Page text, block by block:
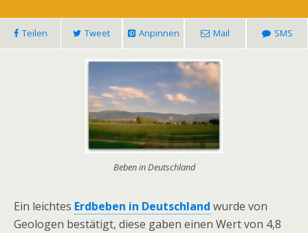
Teilen Tweet Anpinnen Mail SMS
Beben in Deutschland
Ein leichtes Erdbeben in Deutschland wurde von
Geologen bestätigt, diese gaben einen Wert von 4,8